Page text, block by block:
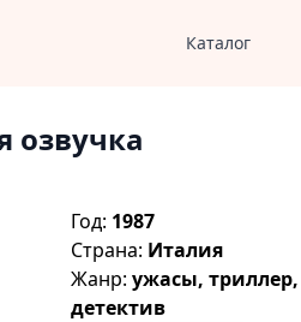
Каталог
озвучка
Год: 1987
Страна: Италия
Жанр:ужасы,
детектив